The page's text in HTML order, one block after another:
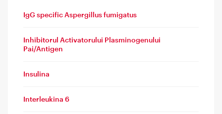
IgG specific Aspergillus fumigatus
Inhibitorul Activatorului Plasminogenului
Pai/Antigen
Insulina
Interleukina 6